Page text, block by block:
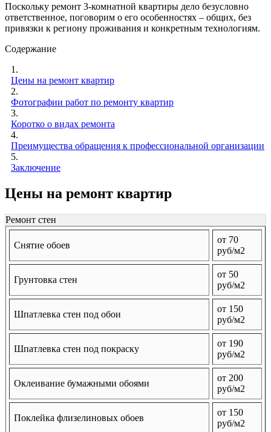
Поскольку ремонт 3-комнатной квартиры дело безусловно
ответственное, поговорим о его особенностях – общих, без
привязки к региону проживания и конкретным технологиям.
Содержание
1.
Цены на ремонт квартир
2.
Фотографии работ по ремонту квартир
3.
Коротко о видах ремонта
4.
Преимущества обращения к профессиональной организации
5.
Заключение
Цены на ремонт квартир
Ремонт стен
Снятие обоев
от 70
руб/м2
Грунтовка стен
от 50
руб/м2
Шпатлевка стен под обои
от 150
руб/м2
Шпатлевка стен под покраску
от 190
руб/м2
Оклеивание бумажными обоями
от 200
руб/м2
Поклейка флизелиновых обоев
от 150
руб/м2